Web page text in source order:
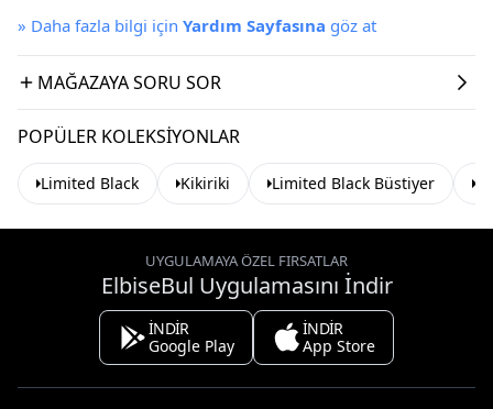
» Daha fazla bilgi için Yardım Sayfasına göz at
MAĞAZAYA SORU SOR
POPÜLER KOLEKSIYONLAR
Limited Black Kikiriki Limited Black Büstiyer
UYGULAMAYA ÖZEL FIRSATLAR
ElbiseBul Uygulamasını İndir
İNDİR
Google Play
İNDİR
App Store